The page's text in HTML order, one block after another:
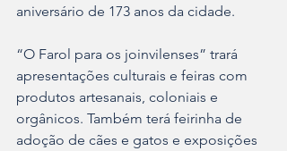
aniversário de 173 anos da cidade.
“O Farol para os joinvilenses” trará
apresentações culturais e feiras com
produtos artesanais, coloniais e
orgânicos. Também terá feirinha de
adoção de cães e gatos e exposições